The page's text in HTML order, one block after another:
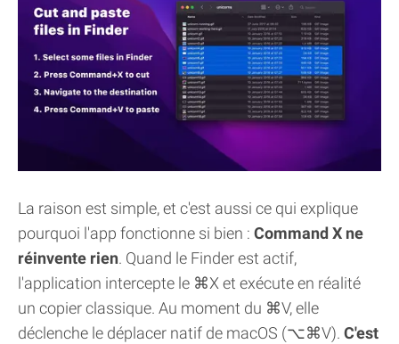
La raison est simple, et c'est aussi ce qui explique
pourquoi l'app fonctionne si bien : Command X ne
réinvente rien. Quand le Finder est actif,
l'application intercepte le ⌘X et exécute en réalité
un copier classique. Au moment du ⌘V, elle
déclenche le déplacer natif de macOS (⌥⌘V). C'est